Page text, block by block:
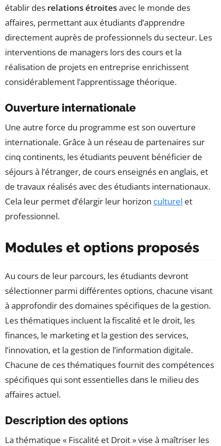
établir des relations étroitesavec le monde des
affaires, permettant aux étudiants d’apprendre
directement auprès de professionnels du secteur. Les
interventions de managers lors des cours et la
réalisation de projets en entreprise enrichissent
considérablement l’apprentissage théorique.
Ouverture internationale
Une autre force du programme est son ouverture
internationale. Grâce à un réseau de partenaires sur
cinq continents, les étudiants peuvent bénéficier de
séjours à l’étranger, de cours enseignés en anglais, et
de travaux réalisés avec des étudiants internationaux.
Cela leur permet d’élargir leur horizon culturel et
professionnel.
Modules et options proposés
Au cours de leur parcours, les étudiants devront
sélectionner parmi différentes options, chacune visant
à approfondir des domaines spécifiques de la gestion.
Les thématiques incluent la fiscalité et le droit, les
finances, le marketing et la gestion des services,
l’innovation, et la gestion de l’information digitale.
Chacune de ces thématiques fournit des compétences
spécifiques qui sont essentielles dans le milieu des
affaires actuel.
Description des options
La thématique « Fiscalité et Droit » vise à maîtriser les